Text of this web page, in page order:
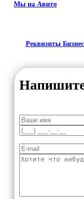
Мы на Авито
Реквизиты